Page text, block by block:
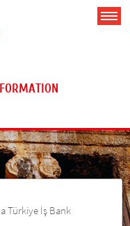
Türkiye İş Bank